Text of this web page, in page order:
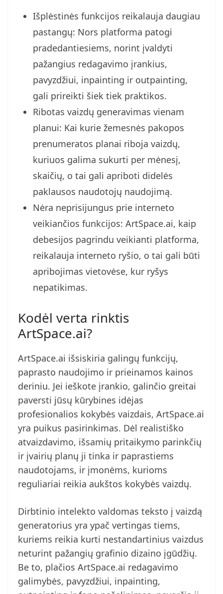
Išplėstinės funkcijos reikalauja daugiau
pastangų: Nors platforma patogi
pradedantiesiems, norint įvaldyti
pažangius redagavimo įrankius,
pavyzdžiui, inpainting ir outpainting,
gali prireikti šiek tiek praktikos.
Ribotas vaizdų generavimas vienam
planui: Kai kurie žemesnės pakopos
prenumeratos planai riboja vaizdų,
kuriuos galima sukurti per mėnesį,
skaičių, o tai gali apriboti didelės
paklausos naudotojų naudojimą.
Nėra neprisijungus prie interneto
veikiančios funkcijos: ArtSpace.ai, kaip
debesijos pagrindu veikianti platforma,
reikalauja interneto ryšio, o tai gali būti
apribojimas vietovėse, kur ryšys
nepatikimas.
Kodėl verta rinktis
ArtSpace.ai?
ArtSpace.ai išsiskiria galingų funkcijų,
paprasto naudojimo ir prieinamos kainos
deriniu. Jei ieškote įrankio, galinčio greitai
paversti jūsų kūrybines idėjas
profesionalios kokybės vaizdais, ArtSpace.ai
yra puikus pasirinkimas. Dėl realistiško
atvaizdavimo, išsamių pritaikymo parinkčių
ir įvairių planų ji tinka ir paprastiems
naudotojams, ir įmonėms, kurioms
reguliariai reikia aukštos kokybės vaizdų.
Dirbtinio intelekto valdomas teksto į vaizdą
generatorius yra ypač vertingas tiems,
kuriems reikia kurti nestandartinius vaizdus
neturint pažangių grafinio dizaino įgūdžių.
Be to, plačios ArtSpace.ai redagavimo
galimybės, pavyzdžiui, inpainting,